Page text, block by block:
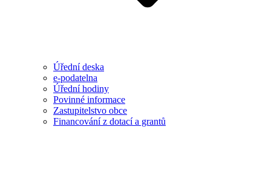
Úřední deska
e-podatelna
Úřední hodiny
Povinné informace
Zastupitelstvo obce
Financování z dotací a grantů